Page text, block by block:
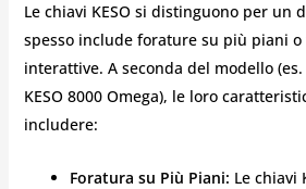
Le chiavi KESO si distinguono per un
spesso include forature su più piani o
interattive. A seconda del modello (es.
KESO 8000 Omega), le loro
includere:
Foratura su Più Piani: Le chiavi